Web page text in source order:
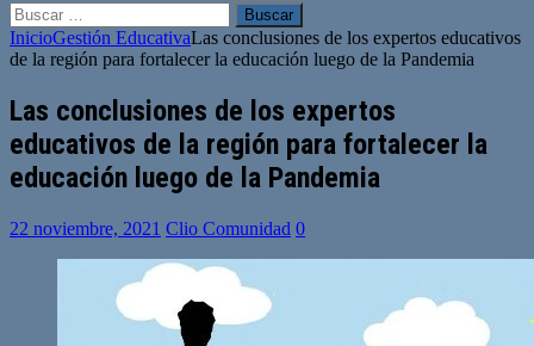
Buscar:
InicioGestión EducativaLas conclusiones de los expertos educativos
de la región para fortalecer la educación luego de la Pandemia
Las conclusiones de los expertos
educativos de la región para fortalecer la
educación luego de la Pandemia
22 noviembre, 2021 Clio Comunidad 0